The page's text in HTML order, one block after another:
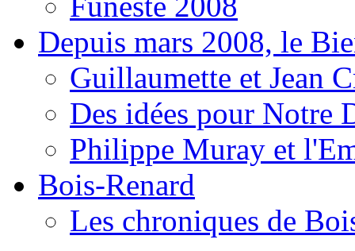
Depuis mars 2008, le
Guillaumette et Jean
Des idées pour Notre
Philippe Muray et
Bois-Renard
Les chroniques de